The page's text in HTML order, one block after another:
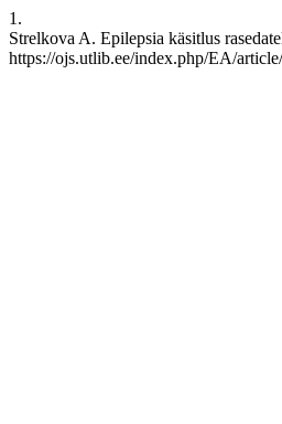
1.
Strelkova A. Epilepsia käsitlus
https://ojs.utlib.ee/index.php/EA/